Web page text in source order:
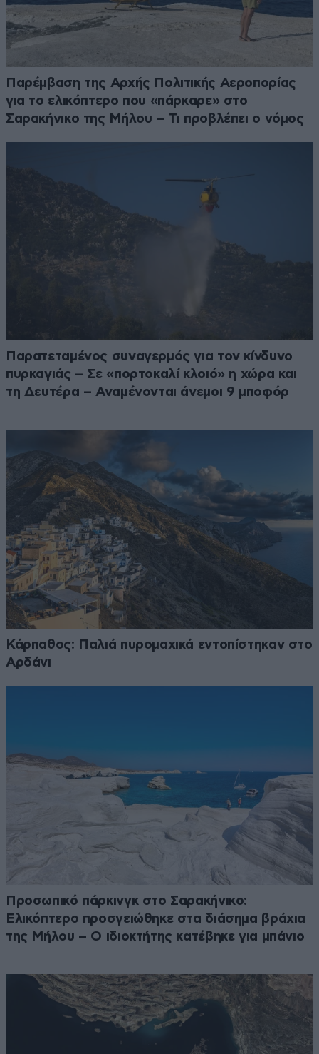
Παρέμβαση της Αρχής Πολιτικής Αεροπορίας
για το ελικόπτερο που «πάρκαρε» στο
Σαρακήνικο της Μήλου – Τι προβλέπει ο νόμος
Παρατεταμένος συναγερμός για τον κίνδυνο
πυρκαγιάς – Σε «πορτοκαλί κλοιό» η χώρα και
τη Δευτέρα – Αναμένονται άνεμοι 9 μποφόρ
Κάρπαθος: Παλιά πυρομαχικά εντοπίστηκαν στο
Αρδάνι
Προσωπικό πάρκινγκ στο Σαρακήνικο:
Ελικόπτερο προσγειώθηκε στα διάσημα βράχια
της Μήλου – Ο ιδιοκτήτης κατέβηκε για μπάνιο